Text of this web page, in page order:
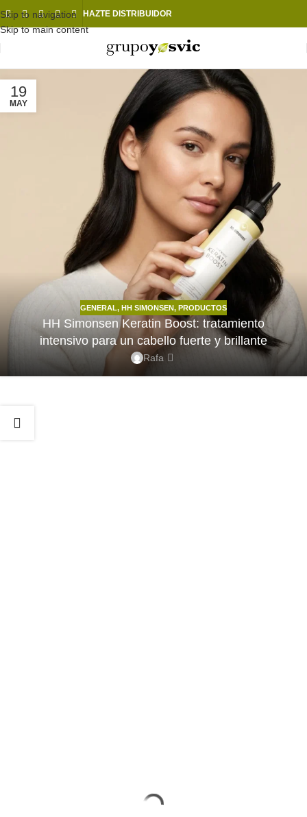
Skip to navigation
Skip to main content
HAZTE DISTRIBUIDOR
19
MAY
GENERAL, HH SIMONSEN, PRODUCTOS
HH Simonsen Keratin Boost: tratamiento
intensivo para un cabello fuerte y brillante
Rafa